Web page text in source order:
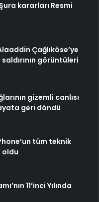
kararları Resmi
Çağlıköse’ye
görüntüleri
gizemli canlısı
geri döndü
tüm teknik
oldu
11’inci Yılında